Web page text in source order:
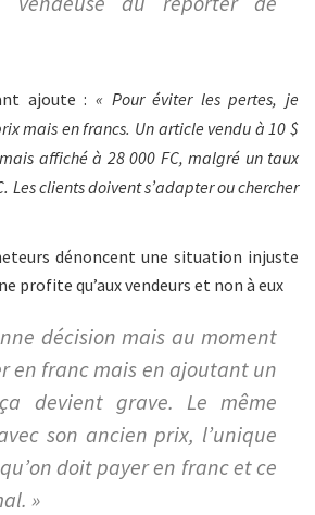
ajoute : « Pour éviter les pertes, je
mais en francs. Un article vendu à 10 $
affiché à 28 000 FC, malgré un taux
Les clients doivent s’adapter ou chercher
dénoncent une situation injuste
profite qu’aux vendeurs et non à eux
décision mais au moment
en franc mais en ajoutant un
devient grave. Le même
son ancien prix, l’unique
doit payer en franc et ce
»